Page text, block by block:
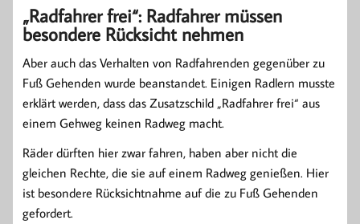
„Radfahrer frei“: Radfahrer müssen
besondere Rücksicht nehmen
Aber auch das Verhalten von Radfahrenden gegenüber zu
Fuß Gehenden wurde beanstandet. Einigen Radlern musste
erklärt werden, dass das Zusatzschild „Radfahrer frei“ aus
einem Gehweg keinen Radweg macht.
Räder dürften hier zwar fahren, haben aber nicht die
gleichen Rechte, die sie auf einem Radweg genießen. Hier
ist besondere Rücksichtnahme auf die zu Fuß Gehenden
gefordert.